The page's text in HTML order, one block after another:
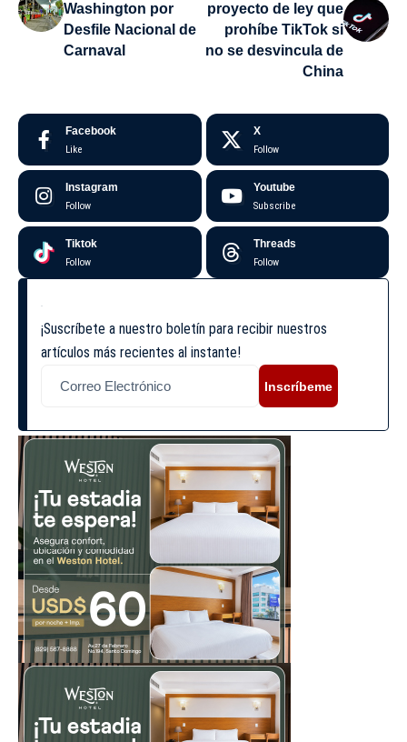
Washington por
Desfile Nacional de
Carnaval
proyecto de ley que
prohíbe TikTok si
no se desvincula de
China
Facebook
Like
X
Follow
Instagram
Follow
Youtube
Subscribe
Tiktok
Follow
Threads
Follow
¡Suscríbete a nuestro boletín para recibir nuestros
artículos más recientes al instante!
Inscríbeme